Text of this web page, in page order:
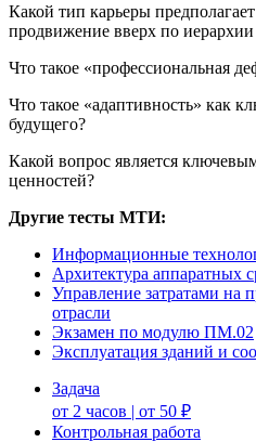
Какой тип карьеры
продвижение вверх по
Что такое «профессиональная
Что такое «адаптивность» как
будущего?
Какой вопрос является
ценностей?
Другие тесты МТИ:
Информационные
Архитектура аппаратных
Управление затратами на
отрасли
Экзамен по модулю ПМ.02
Эксплуатация зданий и
Задача
от 2 часов | от 50 ₽
Контрольная работа